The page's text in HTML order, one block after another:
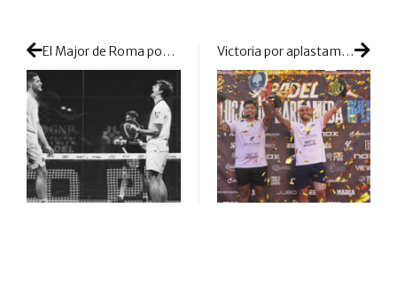
El Major de Roma pondrá el punto de despedida a Arroyo y Alonso Victoria por aplastamiento de ‘Tolito’ Aguirre y el estrenado nº1 de Gonzalo G. Alfonso